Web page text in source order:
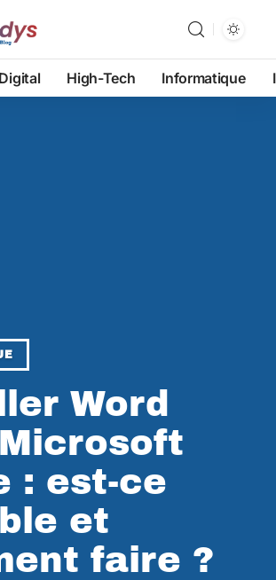
Digital High-Tech Informatique
Word
: est-ce
et
faire ?